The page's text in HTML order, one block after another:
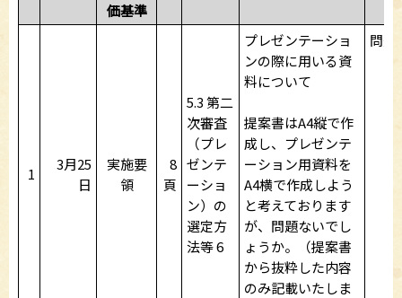
価基準
1
3月25
日
実施要
領
8
頁
5.3 第二
次審査
（プレ
ゼンテ
ーショ
ン）の
選定方
法等 6
プレゼンテーショ
ンの際に用いる資
料について
提案書はA4縦で作
成し、プレゼンテ
ーション用資料を
A4横で作成しよう
と考えております
が、問題ないでし
ょうか。（提案書
から抜粋した内容
のみ記載いたしま
問題